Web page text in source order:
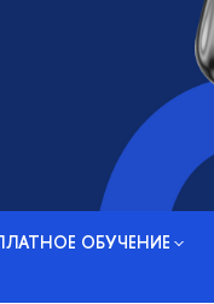
ОБУЧЕНИЕ